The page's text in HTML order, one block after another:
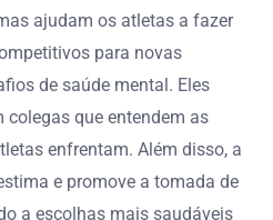
ajudam os atletas a fazer
para novas
de saúde mental. Eles
colegas que entendem as
enfrentam. Além disso, a
e promove a tomada de
a escolhas mais saudáveis